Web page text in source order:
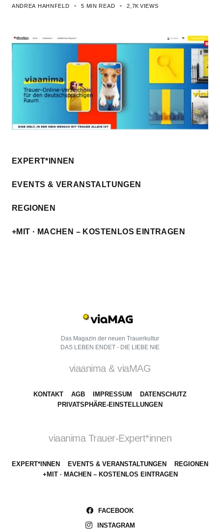
ANDREA HAHNFELD 5 MIN READ 2,7K VIEWS
EXPERT*INNEN
EVENTS & VERANSTALTUNGEN
REGIONEN
+MIT · MACHEN – KOSTENLOS EINTRAGEN
Das Magazin der neuen Trauerkultur
DAS LEBEN ENDET - DIE LIEBE NIE
viaanima & viaMAG
KONTAKT AGB IMPRESSUM
DATENSCHUTZ
PRIVATSPHÄRE-EINSTELLUNGEN
viaanima Trauer-Expert*innen
EXPERT*INNEN EVENTS & VERANSTALTUNGEN
REGIONEN
+MIT · MACHEN – KOSTENLOS EINTRAGEN
FACEBOOK
INSTAGRAM